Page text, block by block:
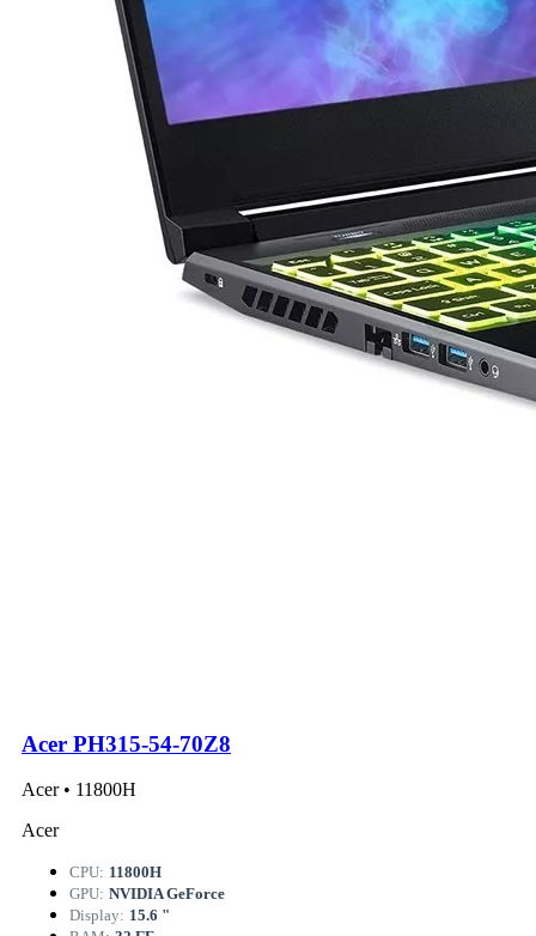
Acer PH315-54-70Z8
Acer • 11800H
Acer
CPU: 11800H
GPU: NVIDIA GeForce
Display: 15.6 "